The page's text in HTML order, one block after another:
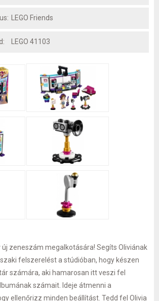
LEGO Friends
LEGO 41103
zeneszám megalkotására! Segíts Oliviának
felszerelést a stúdióban, hogy készen
számára, aki hamarosan itt veszi fel
számait. Ideje átmenni a
ellenőrizz minden beállítást. Tedd fel Olivia